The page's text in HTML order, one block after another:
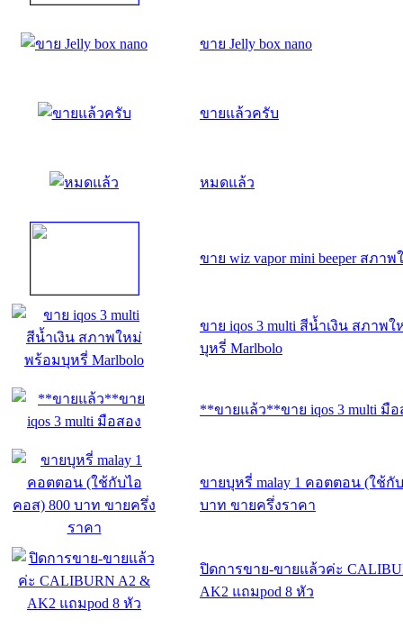
ขาย Jelly box nano
ขายแล้วครับ
หมดแล้ว
ขาย wiz vapor mini beeper สภา
ขาย iqos 3 multi สีน้ำเงิน สภาพ
บุหรี่ Marlbolo
**ขายแล้ว**ขาย iqos 3 multi มือ
ขายบุหรี่ malay 1 คอตตอน (ใช้กั
บาท ขายครึ่งราคา
ปิดการขาย-ขายแล้วค่ะ
AK2 แถมpod 8 หัว